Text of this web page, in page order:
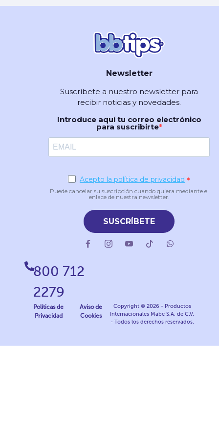
Newsletter
Suscríbete a nuestro newsletter para
recibir noticias y novedades.
Introduce aquí tu correo electrónico
para suscribirte
Acepto la política de privacidad
Puede cancelar su suscripción cuando quiera mediante el
enlace de nuestra newsletter.
SUSCRÍBETE
800 712
2279
Políticas de
Privacidad
Aviso de
Cookies
Copyright © 2026 - Productos
Internacionales Mabe S.A. de C.V.
- Todos los derechos reservados.